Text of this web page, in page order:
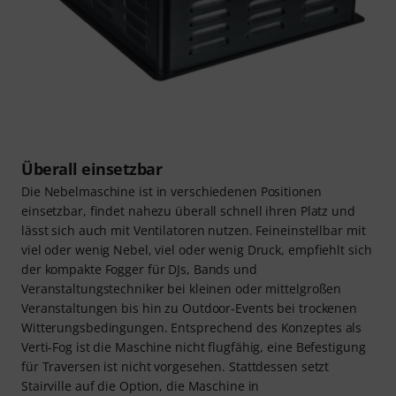
Überall einsetzbar
Die Nebelmaschine ist in verschiedenen Positionen
einsetzbar, findet nahezu überall schnell ihren Platz und
lässt sich auch mit Ventilatoren nutzen. Feineinstellbar mit
viel oder wenig Nebel, viel oder wenig Druck, empfiehlt sich
der kompakte Fogger für DJs, Bands und
Veranstaltungstechniker bei kleinen oder mittelgroßen
Veranstaltungen bis hin zu Outdoor-Events bei trockenen
Witterungsbedingungen. Entsprechend des Konzeptes als
Verti-Fog ist die Maschine nicht flugfähig, eine Befestigung
für Traversen ist nicht vorgesehen. Stattdessen setzt
Stairville auf die Option, die Maschine in